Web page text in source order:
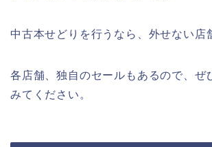
中古本せどりを行うなら、外せない店
各店舗、独自のセールもあるので、ぜ
みてください。